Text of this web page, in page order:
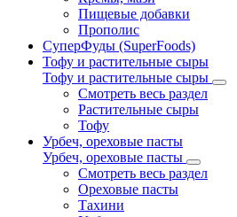
Пищевые добавки
Прополис
СуперФуды (SuperFoods)
Тофу и растительные сыры
Тофу и растительные сыры
Смотреть весь раздел
Растительные сыры
Тофу
Урбеч, ореховые пасты
Урбеч, ореховые пасты
Смотреть весь раздел
Ореховые пасты
Тахини